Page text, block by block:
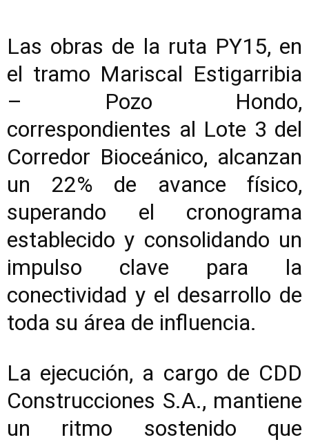
Las obras de la ruta PY15, en
el tramo Mariscal Estigarribia
– Pozo Hondo,
correspondientes al Lote 3 del
Corredor Bioceánico, alcanzan
un 22% de avance físico,
superando el cronograma
establecido y consolidando un
impulso clave para la
conectividad y el desarrollo de
toda su área de influencia.
La ejecución, a cargo de CDD
Construcciones S.A., mantiene
un ritmo sostenido que